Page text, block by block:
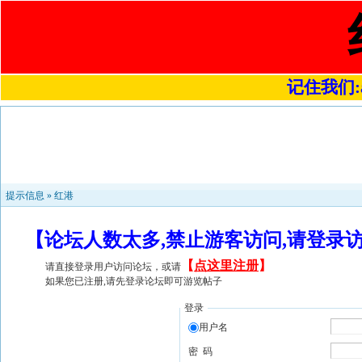
记住我们
提示信息 » 红港
【论坛人数太多,禁止游客访问,请登
请直接登录用户访问论坛，或请 【 点这里注册】
如果您已注册,请先登录论坛即可游览帖子
登录
用户名
密 码